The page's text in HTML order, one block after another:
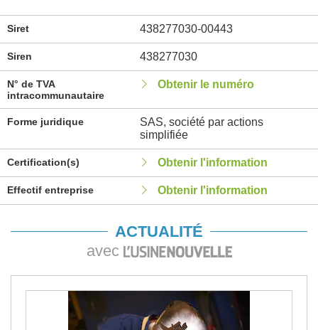
Siret 438277030-00443
Siren 438277030
N° de TVA
intracommunautaire
Obtenir le numéro
Forme juridique
SAS, société par actions
simplifiée
Certification(s) Obtenir l'information
Effectif entreprise Obtenir l'information
ACTUALITÉ
avec